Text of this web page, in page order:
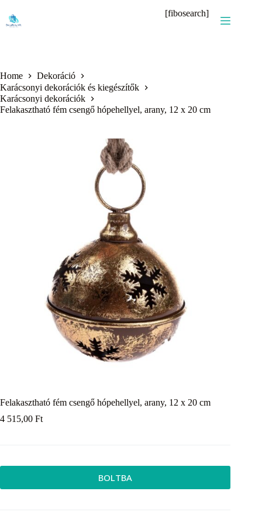
content
[fibosearch]
Home
Dekoráció
Karácsonyi dekorációk és kiegészítők
Karácsonyi dekorációk
Felakasztható fém csengő hópehellyel, arany, 12 x 20 cm
Felakasztható fém csengő hópehellyel, arany, 12 x 20 cm
4 515,00 Ft
BOLTBA